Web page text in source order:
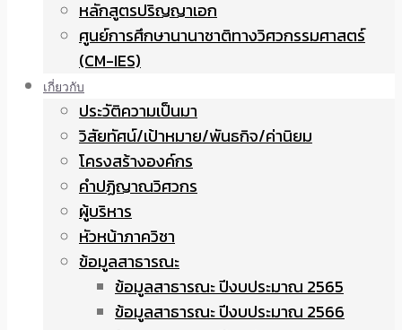
หลักสูตรปริญญาเอก
ศูนย์การศึกษานานาชาติทางวิศวกรรมศาสตร์
(CM-IES)
เกี่ยวกับ
ประวัติความเป็นมา
วิสัยทัศน์/เป้าหมาย/พันธกิจ/ค่านิยม
โครงสร้างองค์กร
คำปฏิญาณวิศวกร
ผู้บริหาร
หัวหน้าภาควิชา
ข้อมูลสาธารณะ
ข้อมูลสาธารณะ ปีงบประมาณ 2565
ข้อมูลสาธารณะ ปีงบประมาณ 2566